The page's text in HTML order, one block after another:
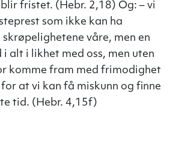
fristet. (Hebr. 2,18) Og: – vi
som ikke kan ha
våre, men en
alt i likhet med oss, men uten
komme fram med frimodighet
at vi kan få miskunn og finne
tid. (Hebr. 4,15f)